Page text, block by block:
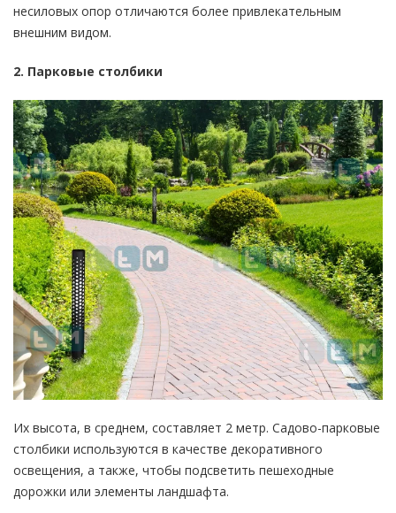
несиловых опор отличаются более привлекательным
внешним видом.
2. Парковые столбики
Их высота, в среднем, составляет 2 метр. Садово-парковые
столбики используются в качестве декоративного
освещения, а также, чтобы подсветить пешеходные
дорожки или элементы ландшафта.